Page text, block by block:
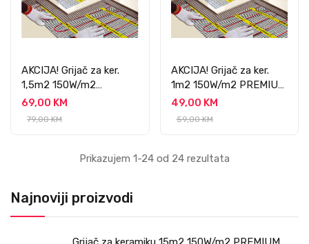
Najnoviji proizvodi
AKCIJA! Grijač za ker.
1,5m2 150W/m2
PREMIUM
PROFESSIONAL
69,00 KM
79,00 KM
AKCIJA! Grijač za ker.
1m2 150W/m2 PREMIUM
PROFESSIONAL
49,00 KM
59,00 KM
Prikazujem 1-24 od 24 rezultata